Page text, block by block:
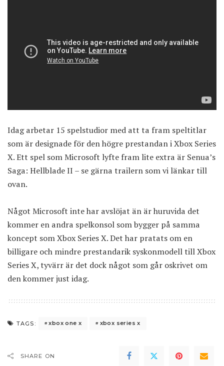
Idag arbetar 15 spelstudior med att ta fram speltitlar
som är designade för den högre prestandan i Xbox Series
X. Ett spel som Microsoft lyfte fram lite extra är Senua’s
Saga: Hellblade II – se gärna trailern som vi länkar till
ovan.
Något Microsoft inte har avslöjat än är huruvida det
kommer en andra spelkonsol som bygger på samma
koncept som Xbox Series X. Det har pratats om en
billigare och mindre prestandarik syskonmodell till Xbox
Series X, tyvärr är det dock något som går oskrivet om
den kommer just idag.
TAGS: xbox one x xbox series x
SHARE ON